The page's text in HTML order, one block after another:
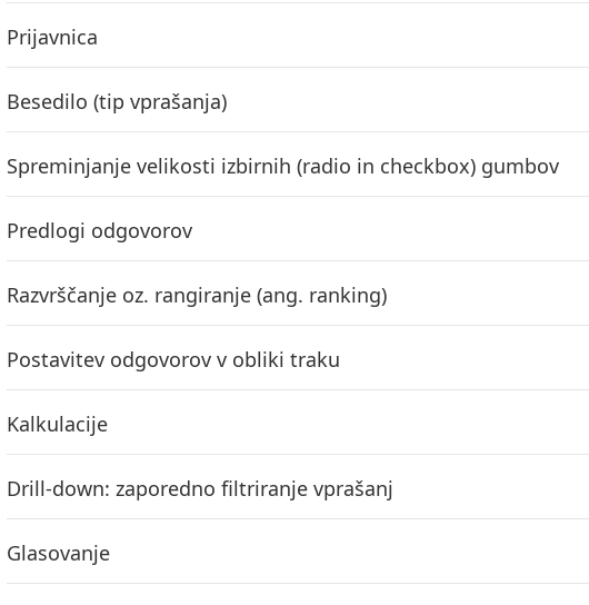
Prijavnica
Besedilo (tip vprašanja)
Spreminjanje velikosti izbirnih (radio in checkbox) gumbov
Predlogi odgovorov
Razvrščanje oz. rangiranje (ang. ranking)
Postavitev odgovorov v obliki traku
Kalkulacije
Drill-down: zaporedno filtriranje vprašanj
Glasovanje